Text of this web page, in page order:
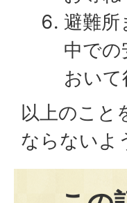
避難所
中で
おいて
以上のこと
ならないよ